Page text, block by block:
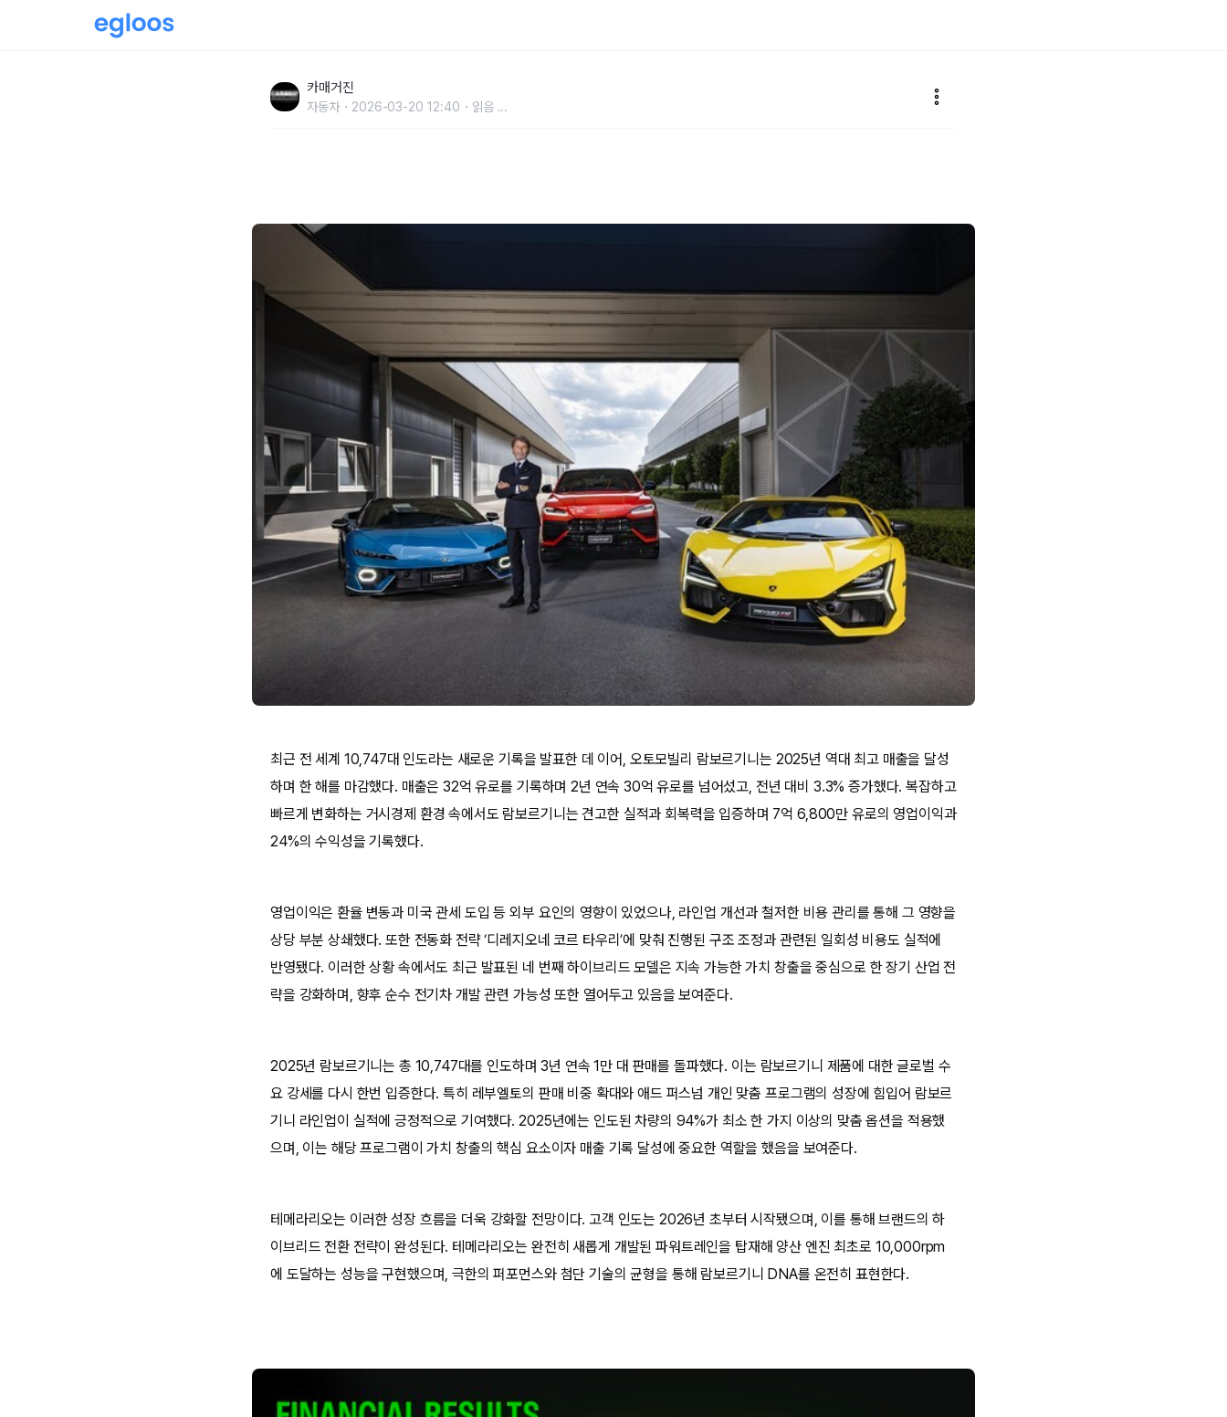
카매거진
자동차 2026-03-20 12:40 읽음 ...
최근 전 세계 10,747대 인도라는 새로운 기록을 발표한 데 이어, 오토모빌리 람보르기니는 2025년 역대 최고 매출을 달성
하며 한 해를 마감했다. 매출은 32억 유로를 기록하며 2년 연속 30억 유로를 넘어섰고, 전년 대비 3.3% 증가했다. 복잡하고
빠르게 변화하는 거시경제 환경 속에서도 람보르기니는 견고한 실적과 회복력을 입증하며 7억 6,800만 유로의 영업이익과
24%의 수익성을 기록했다.
영업이익은 환율 변동과 미국 관세 도입 등 외부 요인의 영향이 있었으나, 라인업 개선과 철저한 비용 관리를 통해 그 영향을
상당 부분 상쇄했다. 또한 전동화 전략 ‘디레지오네 코르 타우리’에 맞춰 진행된 구조 조정과 관련된 일회성 비용도 실적에
반영됐다. 이러한 상황 속에서도 최근 발표된 네 번째 하이브리드 모델은 지속 가능한 가치 창출을 중심으로 한 장기 산업 전
략을 강화하며, 향후 순수 전기차 개발 관련 가능성 또한 열어두고 있음을 보여준다.
2025년 람보르기니는 총 10,747대를 인도하며 3년 연속 1만 대 판매를 돌파했다. 이는 람보르기니 제품에 대한 글로벌 수
요 강세를 다시 한번 입증한다. 특히 레부엘토의 판매 비중 확대와 애드 퍼스넘 개인 맞춤 프로그램의 성장에 힘입어 람보르
기니 라인업이 실적에 긍정적으로 기여했다. 2025년에는 인도된 차량의 94%가 최소 한 가지 이상의 맞춤 옵션을 적용했
으며, 이는 해당 프로그램이 가치 창출의 핵심 요소이자 매출 기록 달성에 중요한 역할을 했음을 보여준다.
테메라리오는 이러한 성장 흐름을 더욱 강화할 전망이다. 고객 인도는 2026년 초부터 시작됐으며, 이를 통해 브랜드의 하
이브리드 전환 전략이 완성된다. 테메라리오는 완전히 새롭게 개발된 파워트레인을 탑재해 양산 엔진 최초로 10,000rpm
에 도달하는 성능을 구현했으며, 극한의 퍼포먼스와 첨단 기술의 균형을 통해 람보르기니 DNA를 온전히 표현한다.